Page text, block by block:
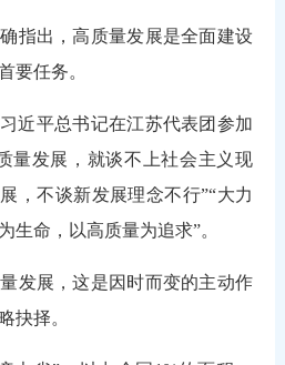
指出，高质量发展是全面建设
要任务。
近平总书记在江苏代表团参加
量发展，就谈不上社会主义现
，不谈新发展理念不行”“大力
生命，以高质量为追求”。
发展，这是因时而变的主动作
抉择。